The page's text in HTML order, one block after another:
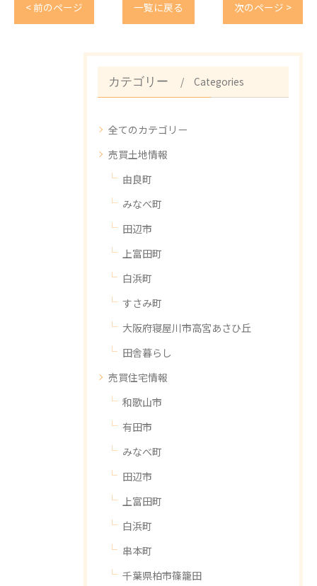
< 前のページ 一覧に戻る 次のページ >
カテゴリー Categories
全てのカテゴリー
売買土地情報
由良町
みなべ町
田辺市
上富田町
白浜町
すさみ町
大阪府寝屋川市高宮あさひ丘
田舎暮らし
売買住宅情報
和歌山市
有田市
みなべ町
田辺市
上富田町
白浜町
串本町
千葉県柏市篠籠田